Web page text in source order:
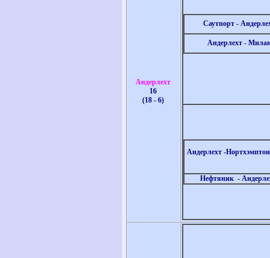
Андерлехт
16
(18 - 6)
Саутпорт -
Андерлехт -
Андерлехт -
Нефтяник-